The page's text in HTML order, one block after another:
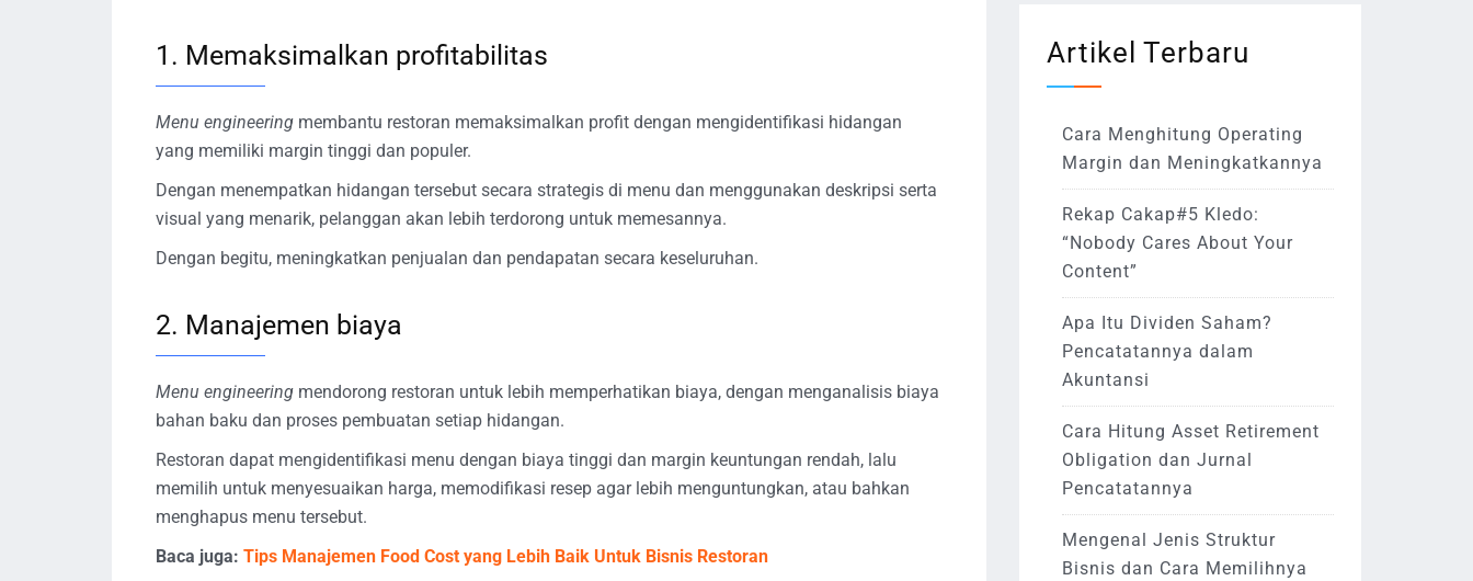
1. Memaksimalkan profitabilitas
Menu engineering membantu restoran memaksimalkan profit dengan mengidentifikasi hidangan
yang memiliki margin tinggi dan populer.
Dengan menempatkan hidangan tersebut secara strategis di menu dan menggunakan deskripsi serta
visual yang menarik, pelanggan akan lebih terdorong untuk memesannya.
Dengan begitu, meningkatkan penjualan dan pendapatan secara keseluruhan.
2. Manajemen biaya
Menu engineering mendorong restoran untuk lebih memperhatikan biaya, dengan menganalisis biaya
bahan baku dan proses pembuatan setiap hidangan.
Restoran dapat mengidentifikasi menu dengan biaya tinggi dan margin keuntungan rendah, lalu
memilih untuk menyesuaikan harga, memodifikasi resep agar lebih menguntungkan, atau bahkan
menghapus menu tersebut.
Baca juga: Tips Manajemen Food Cost yang Lebih Baik Untuk Bisnis Restoran
Artikel Terbaru
Cara Menghitung Operating
Margin dan Meningkatkannya
Rekap Cakap#5 Kledo:
“Nobody Cares About Your
Content”
Apa Itu Dividen Saham?
Pencatatannya dalam
Akuntansi
Cara Hitung Asset Retirement
Obligation dan Jurnal
Pencatatannya
Mengenal Jenis Struktur
Bisnis dan Cara Memilihnya